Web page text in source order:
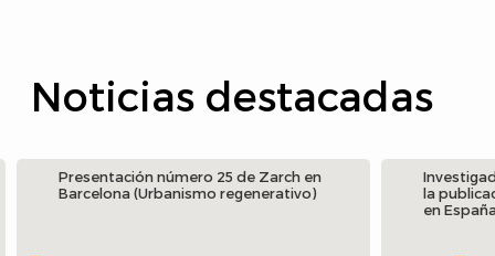
Noticias destacadas
Presentación número 25 de Zarch en
Barcelona (Urbanismo regenerativo)
la
en España: